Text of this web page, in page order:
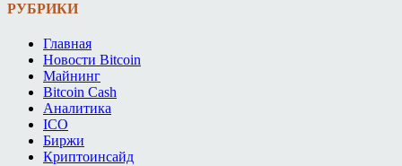
РУБРИКИ
Главная
Новости Bitcoin
Майнинг
Bitcoin Cash
Аналитика
ICO
Биржи
Криптоинсайд